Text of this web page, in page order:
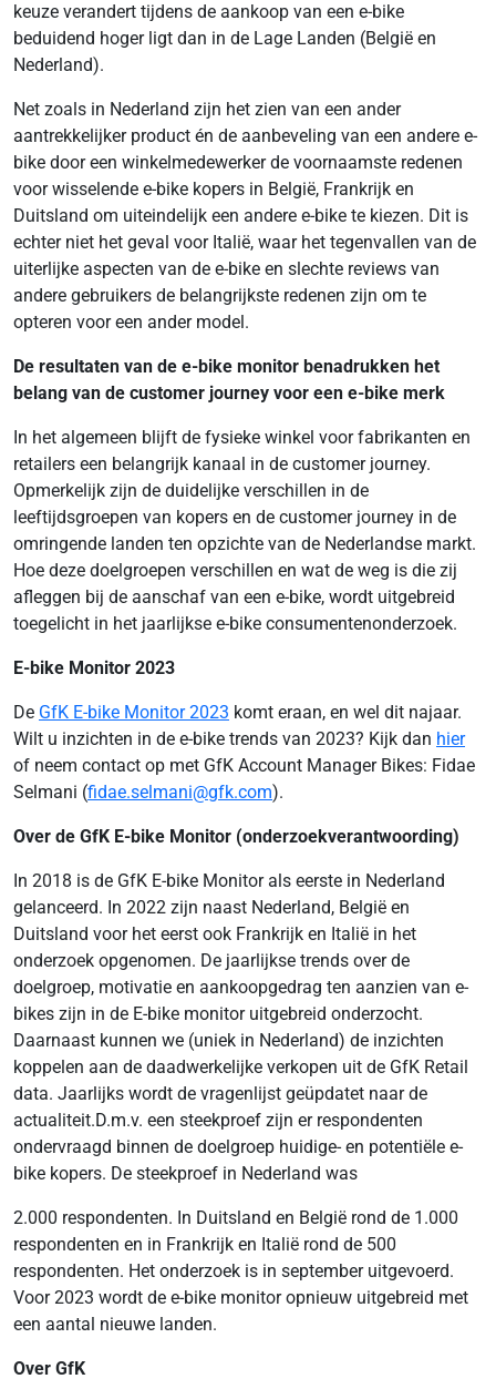
keuze verandert tijdens de aankoop van een e-bike
beduidend hoger ligt dan in de Lage Landen (België en
Nederland).
Net zoals in Nederland zijn het zien van een ander
aantrekkelijker product én de aanbeveling van een andere e-
bike door een winkelmedewerker de voornaamste redenen
voor wisselende e-bike kopers in België, Frankrijk en
Duitsland om uiteindelijk een andere e-bike te kiezen. Dit is
echter niet het geval voor Italië, waar het tegenvallen van de
uiterlijke aspecten van de e-bike en slechte reviews van
andere gebruikers de belangrijkste redenen zijn om te
opteren voor een ander model.
De resultaten van de e-bike monitor benadrukken het
belang van de customer journey voor een e-bike merk
In het algemeen blijft de fysieke winkel voor fabrikanten en
retailers een belangrijk kanaal in de customer journey.
Opmerkelijk zijn de duidelijke verschillen in de
leeftijdsgroepen van kopers en de customer journey in de
omringende landen ten opzichte van de Nederlandse markt.
Hoe deze doelgroepen verschillen en wat de weg is die zij
afleggen bij de aanschaf van een e-bike, wordt uitgebreid
toegelicht in het jaarlijkse e-bike consumentenonderzoek.
E-bike Monitor 2023
De GfK E-bike Monitor 2023 komt eraan, en wel dit najaar.
Wilt u inzichten in de e-bike trends van 2023? Kijk dan hier
of neem contact op met GfK Account Manager Bikes: Fidae
Selmani (fidae.selmani@gfk.com).
Over de GfK E-bike Monitor (onderzoekverantwoording)
In 2018 is de GfK E-bike Monitor als eerste in Nederland
gelanceerd. In 2022 zijn naast Nederland, België en
Duitsland voor het eerst ook Frankrijk en Italië in het
onderzoek opgenomen. De jaarlijkse trends over de
doelgroep, motivatie en aankoopgedrag ten aanzien van e-
bikes zijn in de E-bike monitor uitgebreid onderzocht.
Daarnaast kunnen we (uniek in Nederland) de inzichten
koppelen aan de daadwerkelijke verkopen uit de GfK Retail
data. Jaarlijks wordt de vragenlijst geüpdatet naar de
actualiteit.D.m.v. een steekproef zijn er respondenten
ondervraagd binnen de doelgroep huidige- en potentiële e-
bike kopers. De steekproef in Nederland was
2.000 respondenten. In Duitsland en België rond de 1.000
respondenten en in Frankrijk en Italië rond de 500
respondenten. Het onderzoek is in september uitgevoerd.
Voor 2023 wordt de e-bike monitor opnieuw uitgebreid met
een aantal nieuwe landen.
Over GfK